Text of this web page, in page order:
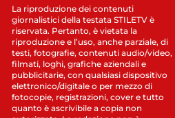
La riproduzione dei contenuti
giornalistici della testata STILETV è
riservata. Pertanto, è vietata la
riproduzione e l’uso, anche parziale, di
testi, fotografie, contenuti audio/video,
filmati, loghi, grafiche aziendali e
pubblicitarie, con qualsiasi dispositivo
elettronico/digitale o per mezzo di
fotocopie, registrazioni, cover e tutto
quanto è ascrivibile a copia non